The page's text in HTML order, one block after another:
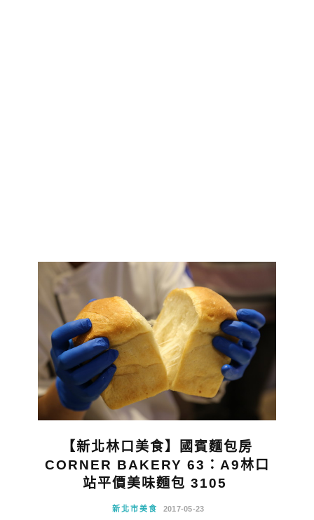
【新北林口美食】國賓麵包房
CORNER BAKERY 63：A9林口
站平價美味麵包 3105
新北市美食 2017-05-23